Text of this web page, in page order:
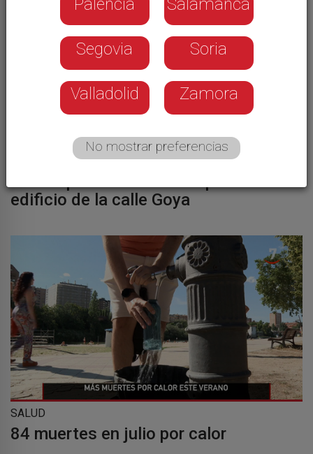
edificio de la calle Goya
SALUD
84 muertes en julio por calor
Palencia Salamanca
Segovia Soria
Valladolid Zamora
No mostrar preferencias